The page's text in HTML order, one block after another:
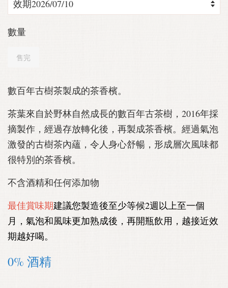
數量
售完
數百年古樹茶製成的茶香檳。
茶葉來自於野林自然成長的數百年古茶樹，2016年採
摘製作，經過存放轉化後，再製成茶香檳。經過氣泡
激發的古樹茶內蘊，令人身心舒暢，形成層次風味都
很特別的茶香檳。
不含酒精和任何添加物
最佳賞味期建議您製造後至少等候2週以上至一個
月，氣泡和風味更加熟成後，再開瓶飲用，越接近效
期越好喝。
0% 酒精